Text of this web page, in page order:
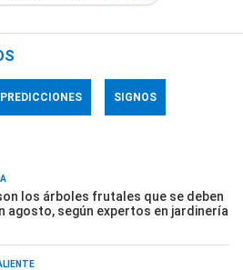
PREDICCIONES SIGNOS
los árboles frutales que se deben
agosto, según expertos en jardinería